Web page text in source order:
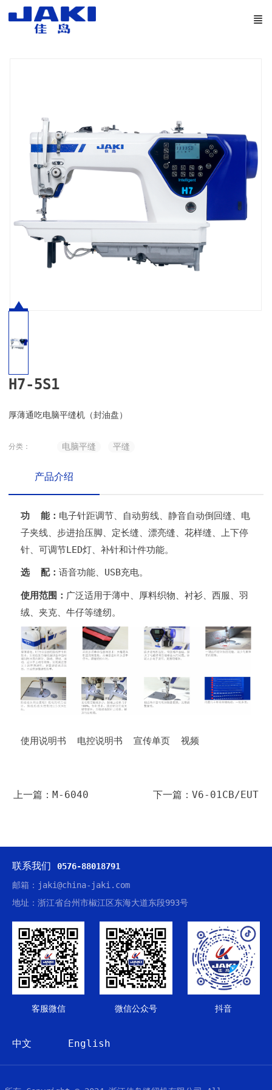
H7-5S1
厚薄通吃电脑平缝机（封油盘）
分类： 电脑平缝 平缝
产品介绍
功 能： 电子针距调节、自动剪线、静音自动倒回缝、电
子夹线、步进抬压脚、定长缝、漂亮缝、花样缝、上下停
针、可调节LED灯、补针和计件功能。
选 配：语音功能、USB充电。
使用范围： 广泛适用于薄中、厚料织物、衬衫、西服、羽
绒、夹克、牛仔等缝纫。
使用说明书 电控说明书 宣传单页 视频
上一篇：M-6040 下一篇：V6-01CB/EUT
联系我们 0576-88018791
邮箱：jaki@china-jaki.com
地址：浙江省台州市椒江区东海大道东段993号
客服微信 微信公众号 抖音
中文 English